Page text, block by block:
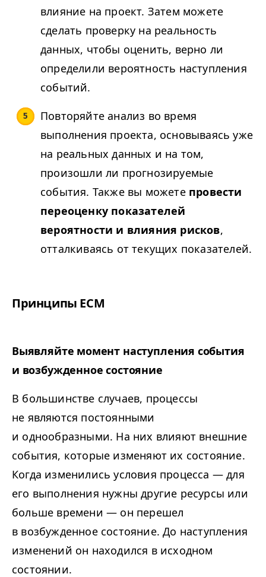
влияние на проект. Затем можете
сделать проверку на реальность
данных, чтобы оценить, верно ли
определили вероятность наступления
событий.
Повторяйте анализ во время
выполнения проекта, основываясь уже
на реальных данных и на том,
произошли ли прогнозируемые
события. Также вы можете провести
переоценку показателей
вероятности и влияния рисков,
отталкиваясь от текущих показателей.
Принципы ЕСМ
Выявляйте момент наступления события
и возбужденное состояние
В большинстве случаев, процессы
не являются постоянными
и однообразными. На них влияют внешние
события, которые изменяют их состояние.
Когда изменились условия процесса — для
его выполнения нужны другие ресурсы или
больше времени — он перешел
в возбужденное состояние. До наступления
изменений он находился в исходном
состоянии.